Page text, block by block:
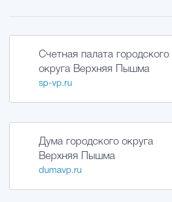
Счетная палата городского
округа Верхняя Пышма
sp-vp.ru
Дума городского округа
Верхняя Пышма
dumavp.ru